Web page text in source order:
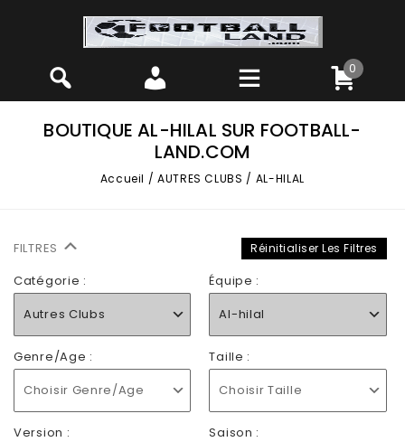
0
BOUTIQUE AL-HILAL SUR FOOTBALL-
LAND.COM
Accueil /AUTRES CLUBS / AL-HILAL
FILTRES Réinitialiser Les Filtres
Catégorie :
Autres Clubs
Équipe :
Al-hilal
Genre/Age :
Choisir Genre/Age
Taille :
Choisir Taille
Version :
Saison :